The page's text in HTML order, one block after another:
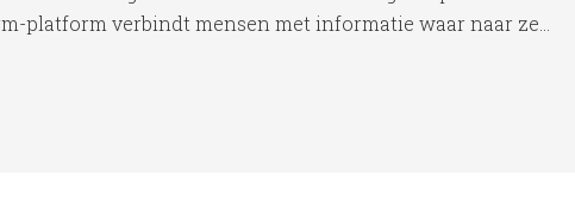
platform verbindt mensen met informatie waar naar ze...